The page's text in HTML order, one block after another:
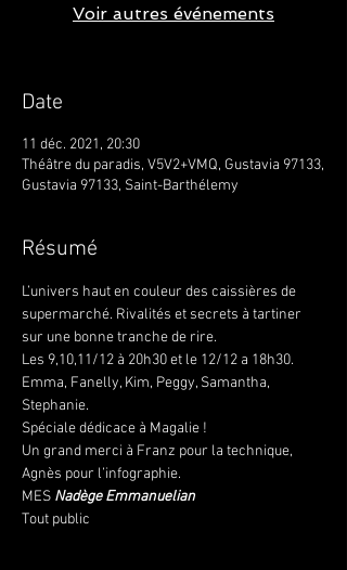
Voir autres événements
Date
11 déc. 2021, 20:30
Théâtre du paradis, V5V2+VMQ, Gustavia 97133,
Gustavia 97133, Saint-Barthélemy
Résumé
L’univers haut en couleur des caissières de
supermarché. Rivalités et secrets à tartiner
sur une bonne tranche de rire.
Les 9,10,11/12 à 20h30 et le 12/12 a 18h30.
Emma, Fanelly, Kim, Peggy, Samantha,
Stephanie.
Spéciale dédicace à Magalie !
Un grand merci à Franz pour la technique,
Agnès pour l’infographie.
MES Nadège Emmanuelian
Tout public